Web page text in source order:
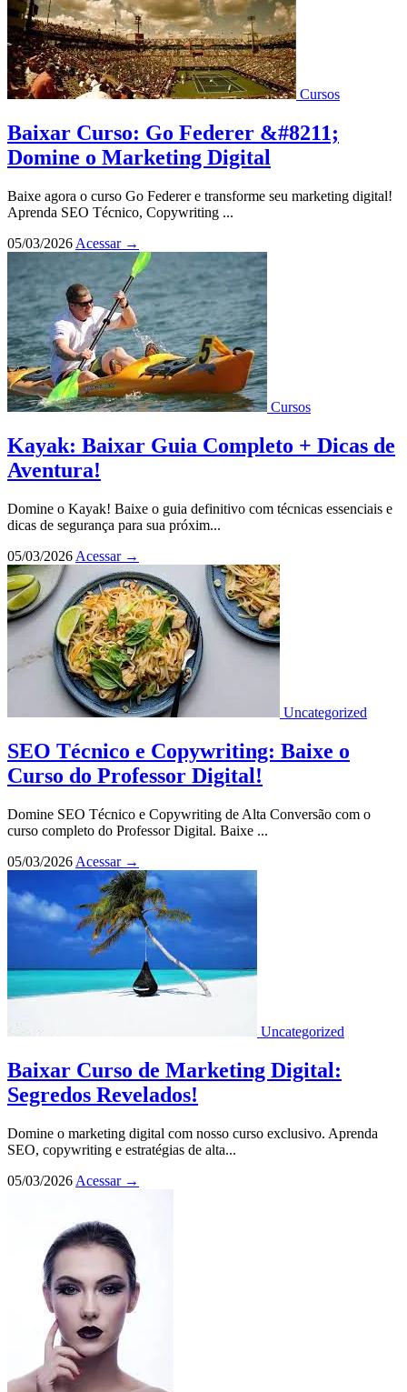
Cursos
Baixar Curso: Go Federer &#8211;
Domine o Marketing Digital
Baixe agora o curso Go Federer e transforme seu marketing digital!
Aprenda SEO Técnico, Copywriting ...
05/03/2026 Acessar →
Cursos
Kayak: Baixar Guia Completo + Dicas de
Aventura!
Domine o Kayak! Baixe o guia definitivo com técnicas essenciais e
dicas de segurança para sua próxim...
05/03/2026 Acessar →
Uncategorized
SEO Técnico e Copywriting: Baixe o
Curso do Professor Digital!
Domine SEO Técnico e Copywriting de Alta Conversão com o
curso completo do Professor Digital. Baixe ...
05/03/2026 Acessar →
Uncategorized
Baixar Curso de Marketing Digital:
Segredos Revelados!
Domine o marketing digital com nosso curso exclusivo. Aprenda
SEO, copywriting e estratégias de alta...
05/03/2026 Acessar →